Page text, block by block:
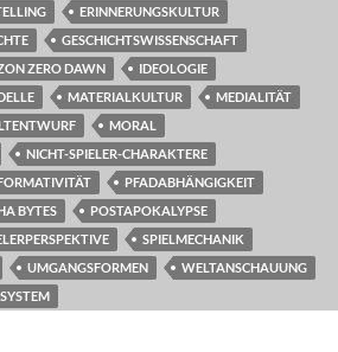
ERINNERUNGSKULTUR
GESCHICHTSWISSENSCHAFT
ZERO DAWN
IDEOLOGIE
MATERIALKULTUR
MEDIALITÄT
MORAL
NICHT-SPIELER-CHARAKTERE
PFADABHÄNGIGKEIT
BYTES
POSTAPOKALYPSE
SPIELMECHANIK
UMGANGSFORMEN
WELTANSCHAUUNG